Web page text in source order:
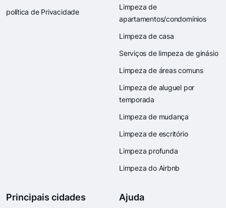
política de Privacidade
Limpeza de
apartamentos/condomínios
Limpeza de casa
Serviços de limpeza de ginásio
Limpeza de áreas comuns
Limpeza de aluguel por
temporada
Limpeza de mudança
Limpeza de escritório
Limpeza profunda
Limpeza do Airbnb
Principais cidades Ajuda